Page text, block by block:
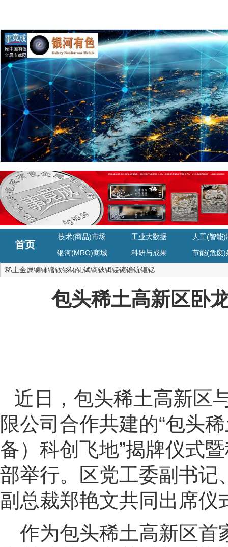
首页
技术(商品)市场 工业大数据
人工(智能)
银河(MRO)商城
科研与成果 节能(危废)
稀土金属镧铈镨钕钐铕钆铽镝钬铒铥镱镥钪钷钇
包头稀土高新区卧
近日，包头稀土高新区
限公司合作共建的“包头
备）科创飞地”揭牌仪式
部举行。区党工委副书记
副总裁郑艳文共同出席仪
作为包头稀土高新区首